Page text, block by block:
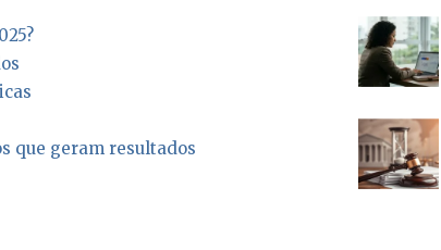
que geram resultados